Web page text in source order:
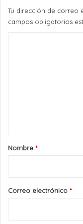
Tu dirección de correo
campos obligatorios
r
*
Nombre *
Correo electrónico *